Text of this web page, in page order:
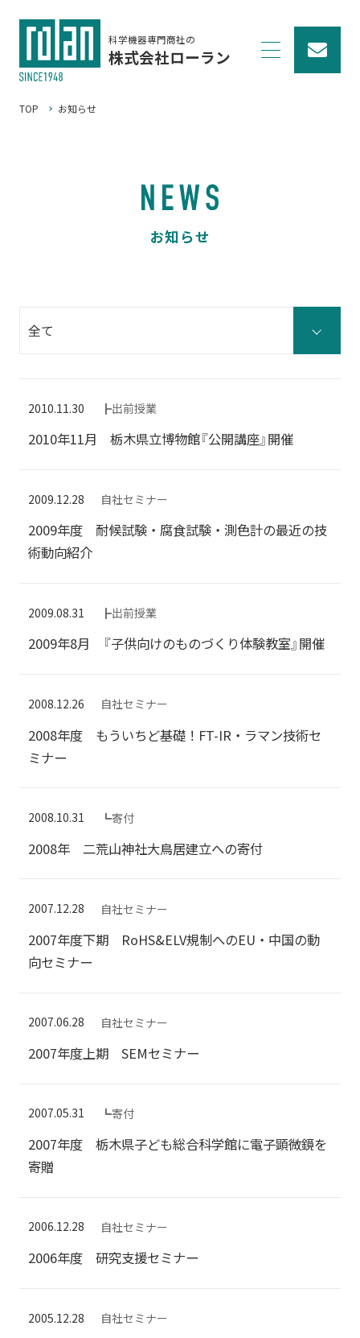
科学機器専門商社の
株式会社ローラン
TOP お知らせ
2010.11.30 ┣出前授業
2010年11月 栃木県立博物館『公開講座』開催
2009.12.28 自社セミナー
2009年度 耐候試験・腐食試験・測色計の最近の技
術動向紹介
2009.08.31 ┣出前授業
2009年8月 『子供向けのものづくり体験教室』開催
2008.12.26 自社セミナー
2008年度 もういちど基礎！FT-IR・ラマン技術セ
ミナー
2008.10.31 ┗寄付
2008年 二荒山神社大鳥居建立への寄付
2007.12.28 自社セミナー
2007年度下期 RoHS&ELV規制へのEU・中国の動
向セミナー
2007.06.28 自社セミナー
2007年度上期 SEMセミナー
2007.05.31 ┗寄付
2007年度 栃木県子ども総合科学館に電子顕微鏡を
寄贈
2006.12.28 自社セミナー
2006年度 研究支援セミナー
2005.12.28 自社セミナー